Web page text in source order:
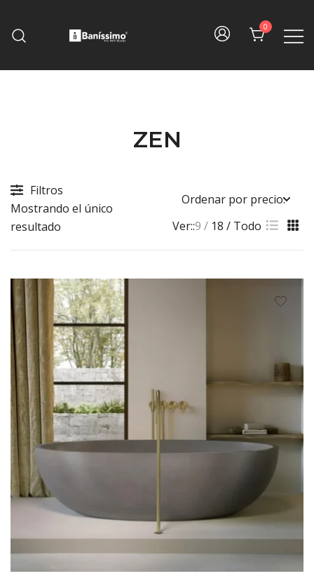
content
0
ZEN
Filtros
Mostrando el único
resultado
Ver::9 18 Todo